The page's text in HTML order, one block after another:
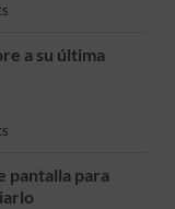
a su última
pantalla para